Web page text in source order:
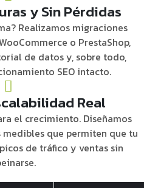
y Sin Pérdidas
Realizamos migraciones
o PrestaShop,
de datos y, sobre todo,
SEO intacto.
Real
el crecimiento. Diseñamos
que permiten que tu
de tráfico y ventas sin